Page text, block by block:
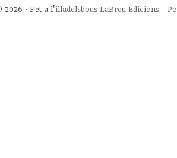
2026 · Fet a l'illadelsbous LaBreu Edicions -